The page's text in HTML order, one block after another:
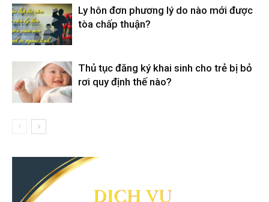
Ly hôn đơn phương lý do nào mới được
tòa chấp thuận?
Thủ tục đăng ký khai sinh cho trẻ bị bỏ
rơi quy định thế nào?